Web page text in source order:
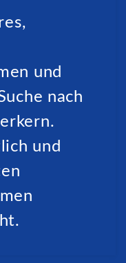
und
nach
und